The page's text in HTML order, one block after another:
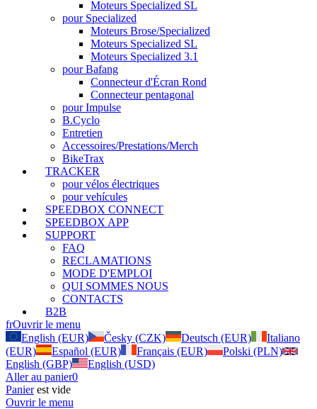
Moteurs Specialized SL
pour Specialized
Moteurs Brose/Specialized
Moteurs Specialized SL
Moteurs Specialized 3.1
pour Bafang
Connecteur d'Écran Rond
Connecteur pentagonal
pour Impulse
B.Cyclo
Entretien
Accessoires/Prestations/Merch
BikeTrax
TRACKER
pour vélos électriques
pour vehícules
SPEEDBOX CONNECT
SPEEDBOX APP
SUPPORT
FAQ
RECLAMATIONS
MODE D'EMPLOI
QUI SOMMES NOUS
CONTACTS
B2B
frOuvrir le menu
English (EUR)
Česky (CZK) Deutsch (EUR)
Italiano
(EUR)
Español (EUR) Français (EUR)
Polski (PLN)
English (GBP)
English (USD)
Aller au panier0
Panierest vide
Ouvrir le menu